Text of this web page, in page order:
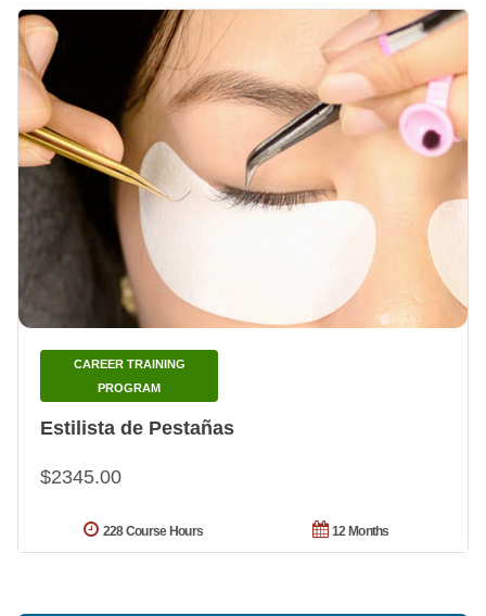
Estilista de Pestañas
CAREER TRAINING
PROGRAM
$2345.00
12 Months
228 Course Hours